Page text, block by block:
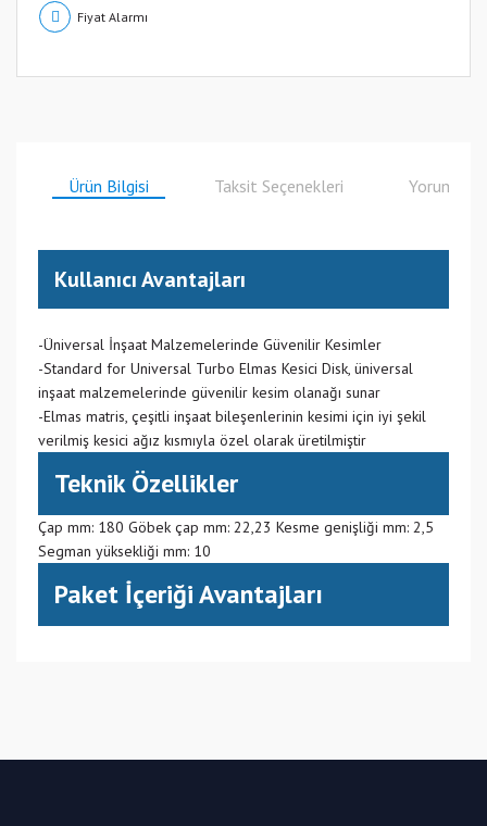
Fiyat Alarmı
Ürün Bilgisi Taksit Seçenekleri Yorumlar
Kullanıcı Avantajları
-Üniversal İnşaat Malzemelerinde Güvenilir Kesimler
-Standard for Universal Turbo Elmas Kesici Disk, üniversal
inşaat malzemelerinde güvenilir kesim olanağı sunar
-Elmas matris, çeşitli inşaat bileşenlerinin kesimi için iyi şekil
verilmiş kesici ağız kısmıyla özel olarak üretilmiştir
Teknik Özellikler
Çap mm: 180 Göbek çap mm: 22,23 Kesme genişliği mm: 2,5
Segman yüksekliği mm: 10
Paket İçeriği Avantajları